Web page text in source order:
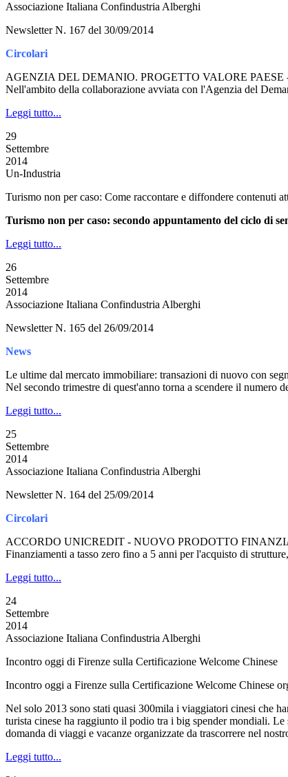
Associazione Italiana Confindustria Alberghi
Newsletter N. 167 del 30/09/2014
Circolari
AGENZIA DEL DEMANIO. PROGETTO VALORE
Nell'ambito della collaborazione avviata con l'Agenzia del
Leggi tutto...
29
Settembre
2014
Un-Industria
Turismo non per caso: Come raccontare e diffondere contenuti
Turismo non per caso: secondo appuntamento del ciclo di
Leggi tutto...
26
Settembre
2014
Associazione Italiana Confindustria Alberghi
Newsletter N. 165 del 26/09/2014
News
Le ultime dal mercato immobiliare: transazioni di nuovo con
Nel secondo trimestre di quest'anno torna a scendere il numero
Leggi tutto...
25
Settembre
2014
Associazione Italiana Confindustria Alberghi
Newsletter N. 164 del 25/09/2014
Circolari
ACCORDO UNICREDIT - NUOVO PRODOTTO
Finanziamenti a tasso zero fino a 5 anni per l'acquisto di
Leggi tutto...
24
Settembre
2014
Associazione Italiana Confindustria Alberghi
Incontro oggi di Firenze sulla Certificazione Welcome Chinese
Incontro oggi a Firenze sulla Certificazione Welcome Chinese
Nel solo 2013 sono stati quasi 300mila i viaggiatori cinesi che
turista cinese ha raggiunto il podio tra i big spender mondiali.
domanda di viaggi e vacanze organizzate da trascorrere nel
Leggi tutto...